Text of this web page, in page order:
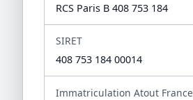
RCS Paris B 408 753 184
SIRET
408 753 184 00014
Immatriculation Atout France